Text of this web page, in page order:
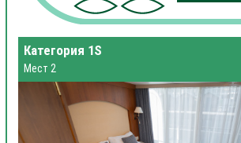
Категория 1S
Мест 2